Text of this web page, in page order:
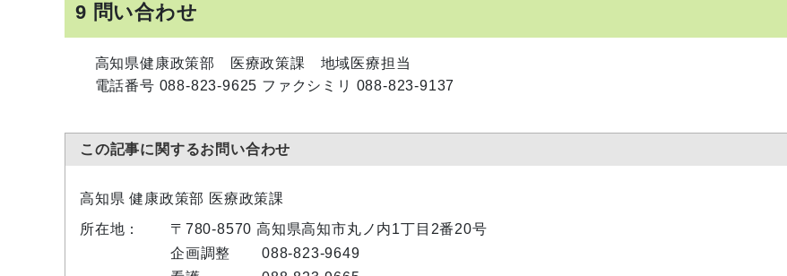
9 問い合わせ
高知県健康政策部 医療政策課 地域医療担当
電話番号 088-823-9625 ファクシミリ 088-823-9137
この記事に関するお問い合わせ
高知県 健康政策部 医療政策課
所在地：
〒780-8570 高知県高知市丸ノ内1丁目2番20号
企画調整
088-823-9649